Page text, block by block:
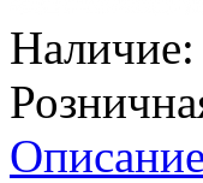
Наличие:
Описание